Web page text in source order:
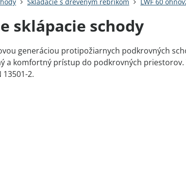
sklápacie schody
generáciou protipožiarnych podkrovných
a komfortný prístup do podkrovných priestorov.
2.